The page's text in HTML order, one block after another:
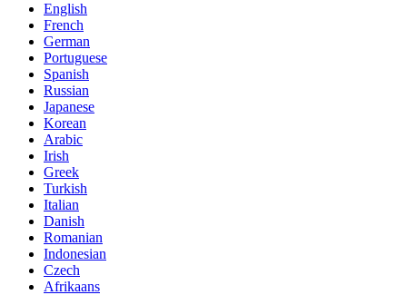
English
French
German
Portuguese
Spanish
Russian
Japanese
Korean
Arabic
Irish
Greek
Turkish
Italian
Danish
Romanian
Indonesian
Czech
Afrikaans